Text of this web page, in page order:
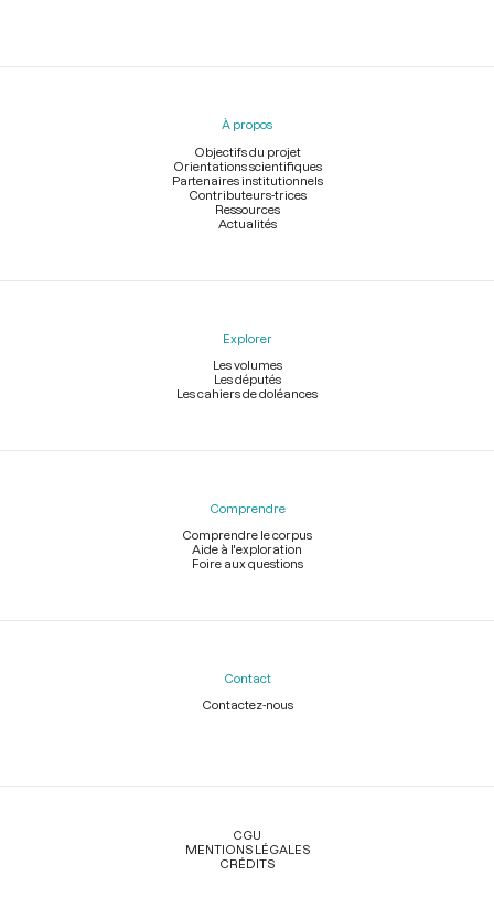
Menu
À propos
Objectifs du projet
Orientations scientifiques
Partenaires institutionnels
Contributeurs-trices
Ressources
Actualités
Explorer
Les volumes
Les députés
Les cahiers de doléances
Comprendre
Comprendre le corpus
Aide à l'exploration
Foire aux questions
Contact
Contactez-nous
Légal
CGU
MENTIONS LÉGALES
CRÉDITS